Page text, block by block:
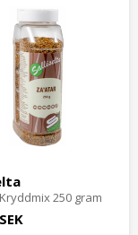
250 gram